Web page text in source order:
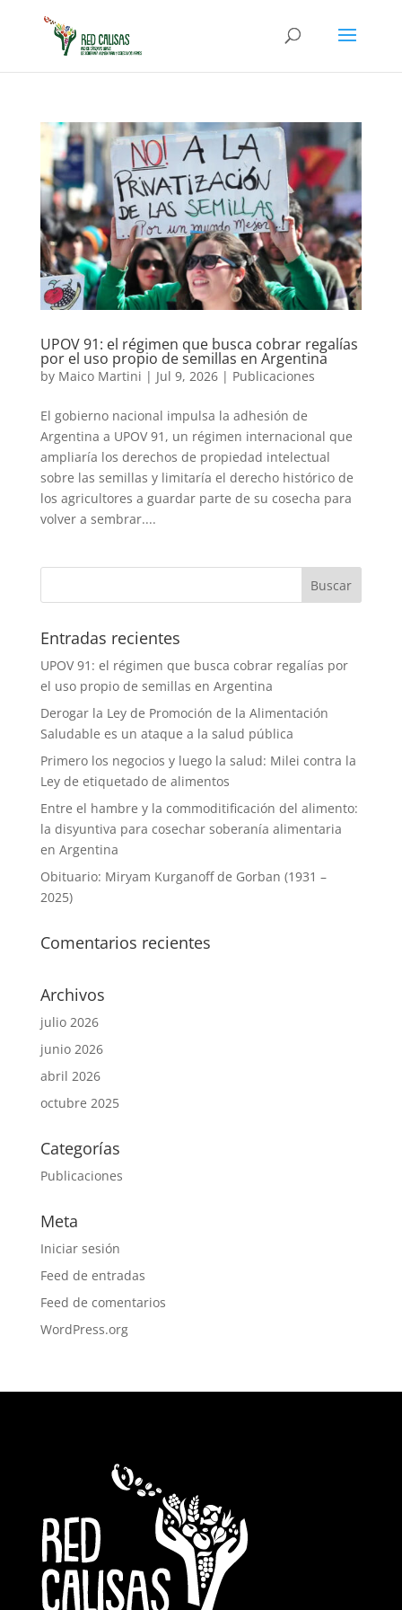
UPOV 91: el régimen que busca cobrar regalías
por el uso propio de semillas en Argentina
by Maico Martini | Jul 9, 2026| Publicaciones
El gobierno nacional impulsa la adhesión de
Argentina a UPOV 91, un régimen internacional que
ampliaría los derechos de propiedad intelectual
sobre las semillas y limitaría el derecho histórico de
los agricultores a guardar parte de su cosecha para
volver a sembrar....
Entradas recientes
UPOV 91: el régimen que busca cobrar regalías por
el uso propio de semillas en Argentina
Derogar la Ley de Promoción de la Alimentación
Saludable es un ataque a la salud pública
Primero los negocios y luego la salud: Milei contra la
Ley de etiquetado de alimentos
Entre el hambre y la commoditificación del alimento:
la disyuntiva para cosechar soberanía alimentaria
en Argentina
Obituario: Miryam Kurganoff de Gorban (1931 –
2025)
Comentarios recientes
Archivos
julio 2026
junio 2026
abril 2026
octubre 2025
Categorías
Publicaciones
Meta
Iniciar sesión
Feed de entradas
Feed de comentarios
WordPress.org